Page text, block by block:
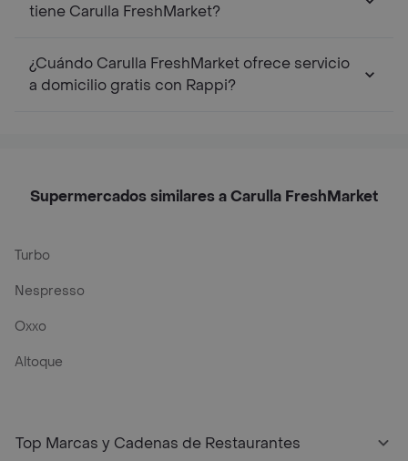
tiene Carulla FreshMarket?
¿Cuándo Carulla FreshMarket ofrece servicio
a domicilio gratis con Rappi?
Supermercados similares a Carulla FreshMarket
Turbo
Nespresso
Oxxo
Altoque
Top Marcas y Cadenas de Restaurantes